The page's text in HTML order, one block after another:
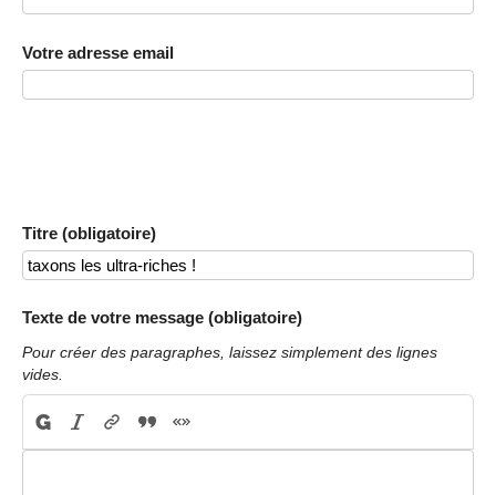
Votre adresse email
Titre (obligatoire)
Texte de votre message (obligatoire)
Pour créer des paragraphes, laissez simplement des lignes
vides.